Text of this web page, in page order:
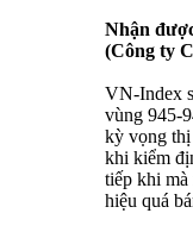
Nhận
(Công ty
VN-Index
vùng 945-
kỳ vọng thị
khi kiểm
tiếp khi mà
hiệu quá